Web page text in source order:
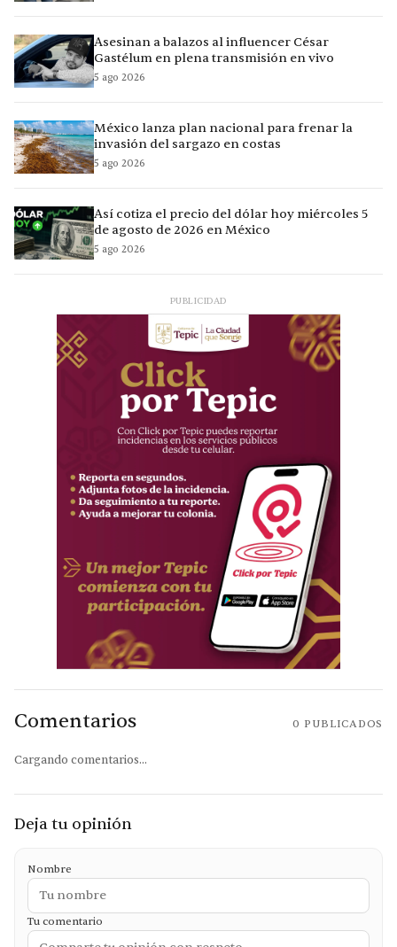
Asesinan a balazos al influencer César
Gastélum en plena transmisión en vivo
5 ago 2026
México lanza plan nacional para frenar la
invasión del sargazo en costas
5 ago 2026
Así cotiza el precio del dólar hoy miércoles 5
de agosto de 2026 en México
5 ago 2026
PUBLICIDAD
Comentarios 0 PUBLICADOS
Cargando comentarios...
Deja tu opinión
Nombre
Tu comentario